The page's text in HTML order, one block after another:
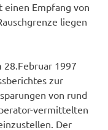
einen Empfang von
liegen
1997
zur
von rund
vermittelten
Der